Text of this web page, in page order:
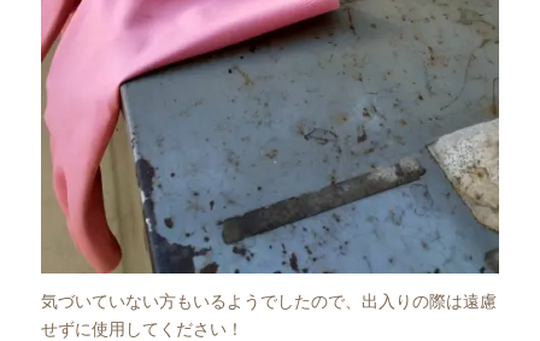
気づいていない方もいるようでしたので、出入りの際は遠慮
せずに使用してください！